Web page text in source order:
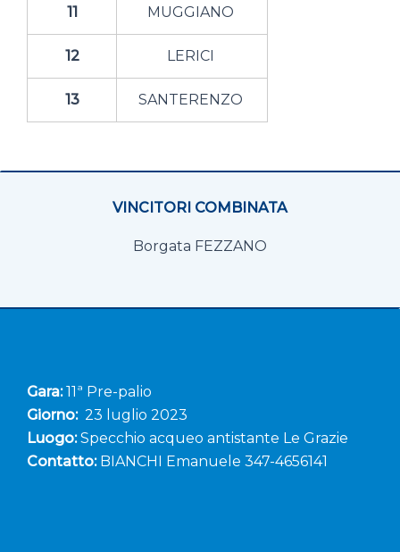
11 MUGGIANO
12 LERICI
13 SANTERENZO
VINCITORI COMBINATA
Borgata FEZZANO
Gara:11ª Pre-palio
Giorno:23 luglio 2023
Luogo:Specchio acqueo antistante Le Grazie
Contatto:BIANCHI Emanuele 347-4656141